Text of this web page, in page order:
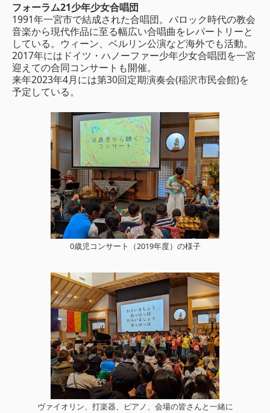
フォーラム21少年少女合唱団
1991年一宮市で結成された合唱団。バロック時代の教会
音楽から現代作品に至る幅広い合唱曲をレパートリーと
している。ウィーン、ベルリン公演など海外でも活動。
2017年にはドイツ・ハノーファー少年少女合唱団を一宮
迎えての合同コンサートも開催。
来年2023年4月には第30回定期演奏会(稲沢市民会館)を
予定している。
0歳児コンサート（2019年度）の様子
ヴァイオリン、打楽器、ピアノ、会場の皆さんと一緒に